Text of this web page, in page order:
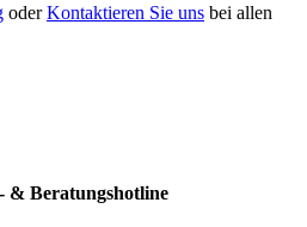
oderKontaktieren Sie uns bei allen
& Beratungshotline